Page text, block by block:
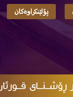
پۆلێنکراوەکان